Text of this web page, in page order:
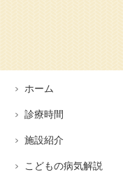
ホーム
診療時間
施設紹介
こどもの病気解説